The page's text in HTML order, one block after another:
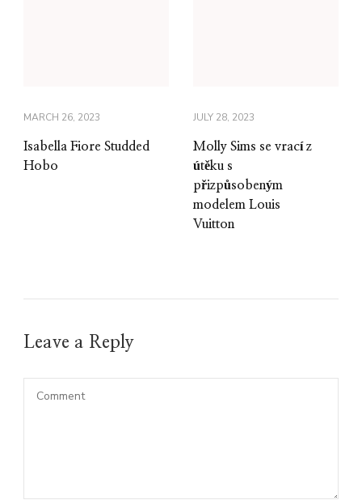
MARCH 26, 2023
Isabella Fiore Studded
Hobo
JULY 28, 2023
Molly Sims se vrací z
útěku s
přizpůsobeným
modelem Louis
Vuitton
Leave a Reply